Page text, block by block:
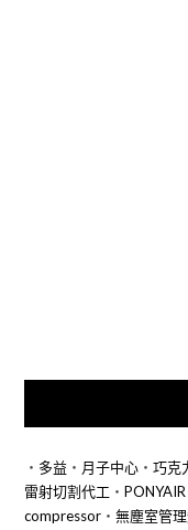
‧ 多益‧ 月子中心‧ 巧克
雷射切割代工 ‧
compressor‧ 無塵室管